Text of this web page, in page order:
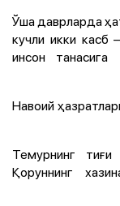
Ўша даврларда
кучли икки касб
инсон
Навоий
«Темурнинг
Қоруннинг